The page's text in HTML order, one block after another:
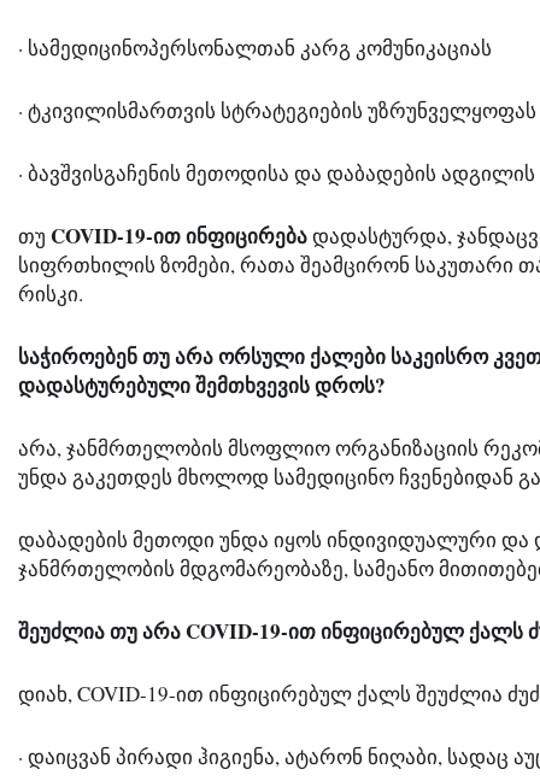
· სამედიცინოპერსონალთან კარგ კომუნიკაციას
· ტკივილისმართვის სტრატეგიების უზრუნველყოფას
· ბავშვისგაჩენის მეთოდისა და დაბადების
თუ COVID-19-ით ინფიცირება დადასტურდა,
სიფრთხილის ზომები, რათა შეამცირონ საკუთარი
რისკი.
საჭიროებენ თუ არა ორსული ქალები საკეისრო
დადასტურებული შემთხვევის დროს?
არა, ჯანმრთელობის მსოფლიო ორგანიზაციის
უნდა გაკეთდეს მხოლოდ სამედიცინო ჩვენებიდან
დაბადების მეთოდი უნდა იყოს ინდივიდუალური
ჯანმრთელობის მდგომარეობაზე, სამეანო
შეუძლია თუ არა COVID-19-ით ინფიცირებულ ქალს
დიახ, COVID-19-ით ინფიცირებულ ქალს შეუძლია
· დაიცვან პირადი ჰიგიენა, ატარონ ნიღაბი, სადაც